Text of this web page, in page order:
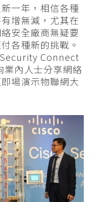
一年，相信各種
增無減，尤其在
安全廠商無疑要
各種新的挑戰。
Connect
業內人士分享網絡
場演示物聯網大